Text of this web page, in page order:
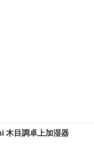
木目調卓上加湿器